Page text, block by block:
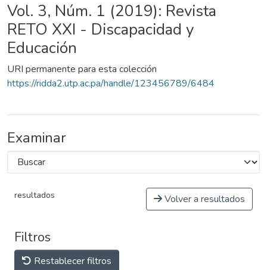
Vol. 3, Núm. 1 (2019): Revista
RETO XXI - Discapacidad y
Educación
URI permanente para esta colección
https://ridda2.utp.ac.pa/handle/123456789/6484
Examinar
resultados Volver a resultados
Filtros
Restablecer filtros